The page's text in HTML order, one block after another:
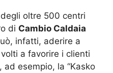
oltre 500 centri
di Cambio Caldaia
infatti, aderire a
a favorire i clienti
esempio, la “Kasko